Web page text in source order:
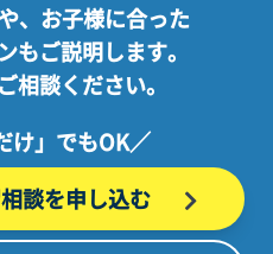
、お子様に合った
もご説明します。
相談ください。
け」でもOK／
談を申し込む